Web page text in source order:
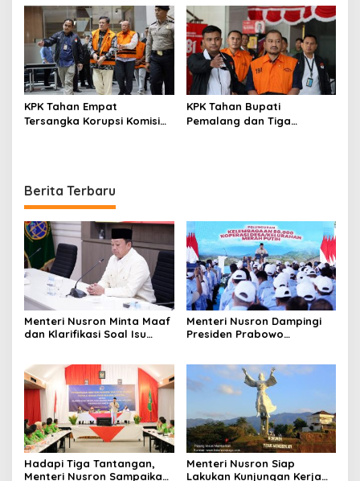
Kebijakan dan Inovasi
Pengamanan Pertamina
Patra Niaga Jabar
KPK Tahan Empat
Tersangka Korupsi Komisi
KPK Tahan Bupati
Pemalang dan Tiga
Berita Terbaru
Menteri Nusron Minta Maaf
dan Klarifikasi Soal Isu
Menteri Nusron Dampingi
Presiden Prabowo
Hadapi Tiga Tantangan,
Menteri Nusron Sampaikan
Menteri Nusron Siap
Lakukan Kunjungan Kerja